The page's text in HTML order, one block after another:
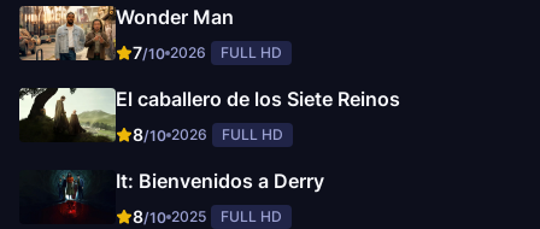
Wonder Man
7/10 2026 FULL HD
El caballero de los Siete Reinos
8/10 2026 FULL HD
It: Bienvenidos a Derry
8/10 2025 FULL HD